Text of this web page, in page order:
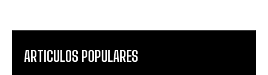
ARTICULOS POPULARES